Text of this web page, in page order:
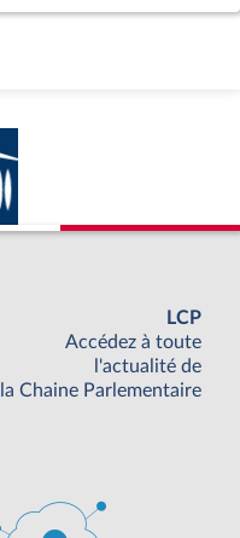
LCP
Accédez à toute
l'actualité de
la Chaine Parlementaire